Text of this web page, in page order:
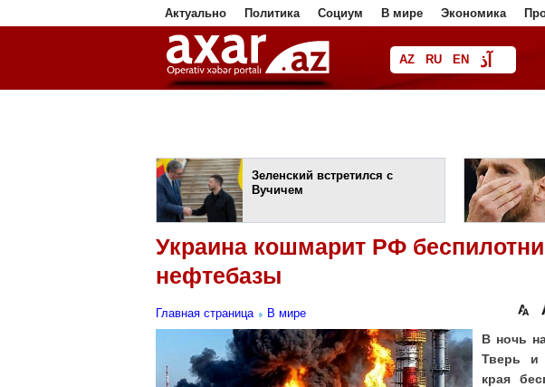
Актуально Политика Социум В мире Экономика
AZ RU EN آذ
فا
Зеленский встретился с
Вучичем
Украина кошмарит РФ
нефтебазы
Главная страница В мире
В ночь
Тверь и
края